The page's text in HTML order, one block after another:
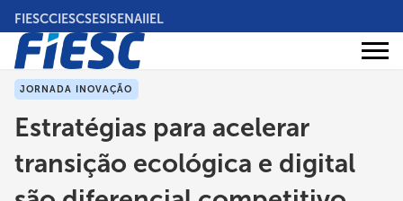
Pular
para
conteúdo
principal
FIESCCIESCSESISENAIIEL
Áreas
JORNADA INOVAÇÃO
Estratégias para acelerar
transição ecológica e digital